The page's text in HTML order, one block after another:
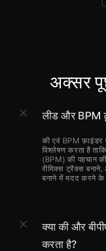
अक्सर
लीड और BPM
की एवं BPM
विश्लेषण करता है
(BPM) की पहचान
रीमिक्स ट्रैक्स
बनाने में मदद करने के
क्या की और
करता है?